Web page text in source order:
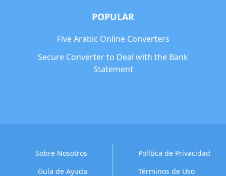
POPULAR
Five Arabic Online Converters
Secure Converter to Deal with the Bank
Statement
Sobre Nosotros
Política de Privacidad
Guía de Ayuda
Términos de Uso